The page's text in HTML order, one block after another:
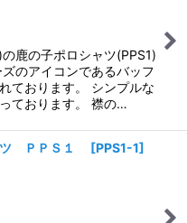
鹿の子ポロシャツ(PPS1)
のアイコンであるバッフ
ております。 シンプルな
ております。 襟の…
ツ ＰＰＳ１ [PPS1-1]